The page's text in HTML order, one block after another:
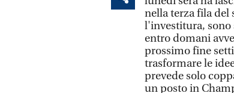
nella terza fila del
l'investitura, sono
entro domani
prossimo fine
trasformare le
prevede solo
un posto in